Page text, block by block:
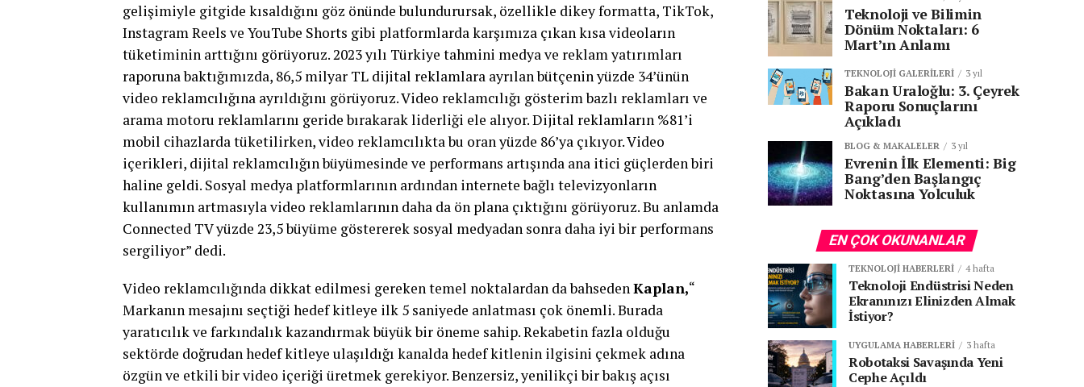
gelişimiyle gitgide kısaldığını göz önünde bulundurursak, özellikle dikey formatta, TikTok,
Instagram Reels ve YouTube Shorts gibi platformlarda karşımıza çıkan kısa videoların
tüketiminin arttığını görüyoruz. 2023 yılı Türkiye tahmini medya ve reklam yatırımları
raporuna baktığımızda, 86,5 milyar TL dijital reklamlara ayrılan bütçenin yüzde 34’ünün
video reklamcılığına ayrıldığını görüyoruz. Video reklamcılığı gösterim bazlı reklamları ve
arama motoru reklamlarını geride bırakarak liderliği ele alıyor. Dijital reklamların %81’i
mobil cihazlarda tüketilirken, video reklamcılıkta bu oran yüzde 86’ya çıkıyor. Video
içerikleri, dijital reklamcılığın büyümesinde ve performans artışında ana itici güçlerden biri
haline geldi. Sosyal medya platformlarının ardından internete bağlı televizyonların
kullanımın artmasıyla video reklamlarının daha da ön plana çıktığını görüyoruz. Bu anlamda
Connected TV yüzde 23,5 büyüme göstererek sosyal medyadan sonra daha iyi bir performans
sergiliyor” dedi.
Video reklamcılığında dikkat edilmesi gereken temel noktalardan da bahsedenKaplan,“
Markanın mesajını seçtiği hedef kitleye ilk 5 saniyede anlatması çok önemli. Burada
yaratıcılık ve farkındalık kazandırmak büyük bir öneme sahip. Rekabetin fazla olduğu
sektörde doğrudan hedef kitleye ulaşıldığı kanalda hedef kitlenin ilgisini çekmek adına
özgün ve etkili bir video içeriği üretmek gerekiyor. Benzersiz, yenilikçi bir bakış açısı
Teknoloji ve Bilimin
Dönüm Noktaları: 6
Mart’ın Anlamı
TEKNOLOJI GALERILERI 3 yıl
Bakan Uraloğlu: 3. Çeyrek
Raporu Sonuçlarını
Açıkladı
BLOG & MAKALELER 3 yıl
Evrenin İlk Elementi: Big
Bang’den Başlangıç
Noktasına Yolculuk
EN ÇOK OKUNANLAR
TEKNOLOJI HABERLERI 4 hafta
Teknoloji Endüstrisi Neden
Ekranınızı Elinizden Almak
İstiyor?
UYGULAMA HABERLERI 3 hafta
Robotaksi Savaşında Yeni
Cephe Açıldı